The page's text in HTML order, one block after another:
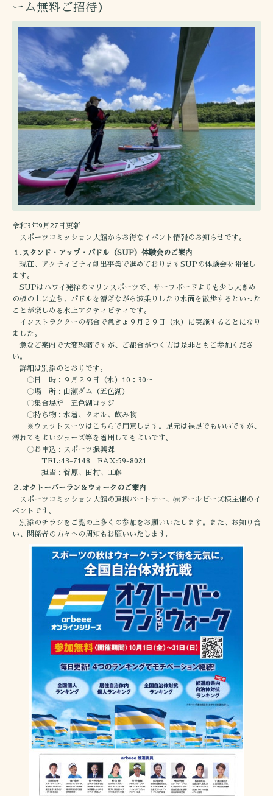
ーム無料ご招待）
令和3年9月27日更新
スポーツコミッション大館からお得なイベント情報のお知らせです。
１.スタンド・アップ・パドル（SUP）体験会のご案内
現在、アクティビティ創出事業で進めておりますSUPの体験会を開催し
ます。
SUPはハワイ発祥のマリンスポーツで、サーフボードよりも少し大きめ
の板の上に立ち、パドルを漕ぎながら波乗りしたり水面を散歩するといった
ことが楽しめる水上アクティビティです。
インストラクターの都合で急きょ９月２９日（水）に実施することになり
ました。
急なご案内で大変恐縮ですが、ご都合がつく方は是非ともご参加くださ
い。
詳細は別添のとおりです。
〇日 時：９月２９日（水）10：30～
〇場 所：山瀬ダム（五色湖）
〇集合場所 五色湖ロッジ
〇持ち物：水着、タオル、飲み物
※ウェットスーツはこちらで用意します。足元は裸足でもいいですが、
濡れてもよいシューズ等を着用してもよいです。
〇お申込：スポーツ振興課
TEL:43-7148 FAX:59-8021
担当：菅原、田村、工藤
２.オクトーバーラン＆ウォークのご案内
スポーツコミッション大館の連携パートナー、㈱アールビーズ様主催のイ
ベントです。
別添のチラシをご覧の上多くの参加をお願いいたします。また、お知り合
い、関係者の方々への周知もお願いいたします。